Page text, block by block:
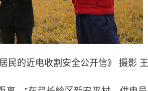
民的近电收割安全公开信》 摄影